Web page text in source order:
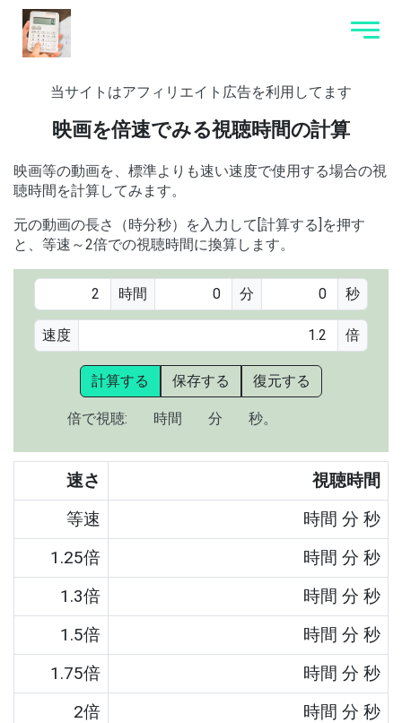
当サイトはアフィリエイト広告を利用してます
映画を倍速でみる視聴時間の計算
映画等の動画を、標準よりも速い速度で使用する場合の視
聴時間を計算してみます。
元の動画の長さ（時分秒）を入力して[計算する]を押す
と、等速～2倍での視聴時間に換算します。
時間 分 秒
速度 倍
計算する 保存する 復元する
倍で視聴: 時間 分 秒。
速さ
視聴時間
等速
時間 分 秒
1.25倍
時間 分 秒
1.3倍
時間 分 秒
1.5倍
時間 分 秒
1.75倍
時間 分 秒
2倍
時間 分 秒